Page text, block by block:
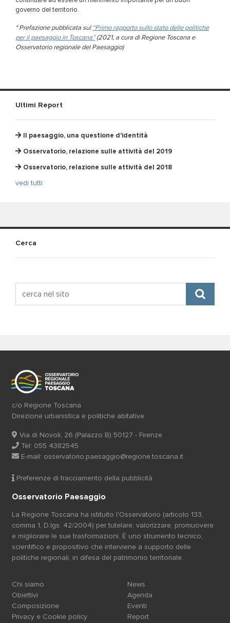
governo del territorio.
* Prefazione pubblicata sul “Primo rapporto sullo stato delle politiche
per il paesaggio in Toscana”(2021, a cura di Regione Toscana e
Osservatorio regionale del Paesaggio)
Ultimi Report
Il paesaggio, una questione d'identità
Osservatorio, relazione sulle attività del 2019
Osservatorio, relazione sulle attività del 2018
vedi tutti
Cerca
c/o Regione Toscana
Direzione urbanistica e politiche abitative
Via di Novoli, 26 (Palazzo B) 50127 - Firenze
Tel: 055 4382545
E-mail: osservatorio.paesaggio@regione.toscana.it
Preferenze di tracciamento della pubblicità
Osservatorio Paesaggio
La Regione Toscana ha istituito l'Osservatorio (articolo 133,
comma 1, D.lgs. 42/2004) per tutelare, valorizzare, promuovere
e migliorare le sue trasformazioni. È uno strumento tecnico,
scientifico e propositivo che interviene a supporto delle
politiche regionali, in difesa del patrimonio territoriale.
Chi siamo
Obiettivi
Composizione
Privacy e Cookie policy
News
Agenda
Eventi
Report